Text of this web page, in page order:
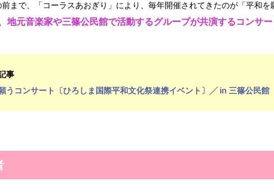
まで、「コーラスあおぎり」により、毎年開催されてきたのが「平和を
地元音楽家や三篠公民館で活動するグループが共演するコンサー
事
うコンサート〔ひろしま国際平和文化祭連携イベント〕╱ in 三篠公民館